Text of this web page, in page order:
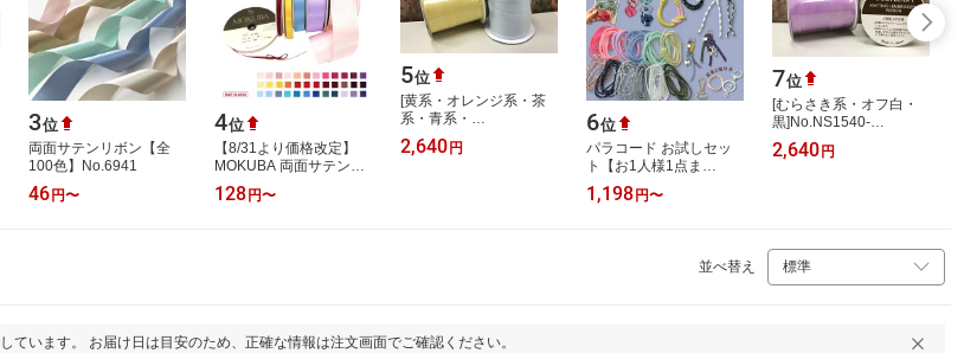
3位
両面サテンリボン【全
100色】No.6941
46 円〜
4位
【8/31より価格改定】
MOKUBA 両面サテンリ
ボン「品番1100／1m単
位・15m巻／3〜36mm
128 円〜
5位
[黄系・オレンジ系・茶
系・青系・
紺]No.NS1540-
7b【MOKUBA】木馬 刺
2,640円
6位
パラコード お試しセッ
ト【お1人様1点ま
で！】50cm 1m 太さ
4mm 6mm 8mm レジン
1,198 円〜
7位
[むらさき系・オフ白・
黒]No.NS1540-
7c【MOKUBA】木馬 刺
繍リボン(エンブロイダ
2,640円
並べ替え
ています。 お届け日は目安のため、正確な情報は注文画面でご確認ください。